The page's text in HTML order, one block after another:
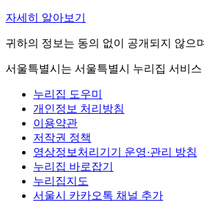
자세히 알아보기
귀하의 정보는 동의 없이 공개되지 않으
서울특별시는 서울특별시 누리집 서비
누리집 도우미
개인정보 처리방침
이용약관
저작권 정책
영상정보처리기기 운영·관리 방침
누리집 바로잡기
누리집지도
서울시 카카오톡 채널 추가